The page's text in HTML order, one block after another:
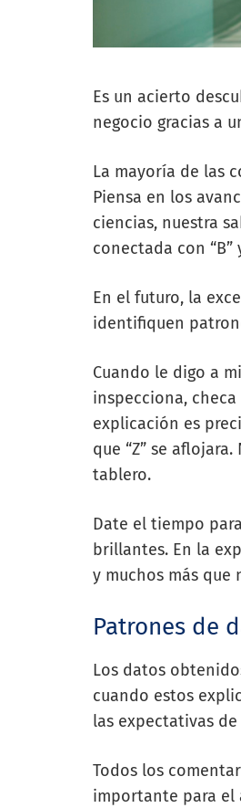
Es un acierto
negocio gracias a
La mayoría de las
Piensa en los
ciencias, nuestra
conectada con
En el futuro, la
identifiquen
Cuando le digo a
inspecciona,
explicación es
que “Z” se
tablero.
Date el tiempo
brillantes. En la
y muchos más que
Patrones de
Los datos
cuando estos
las expectativas
Todos los
importante para el